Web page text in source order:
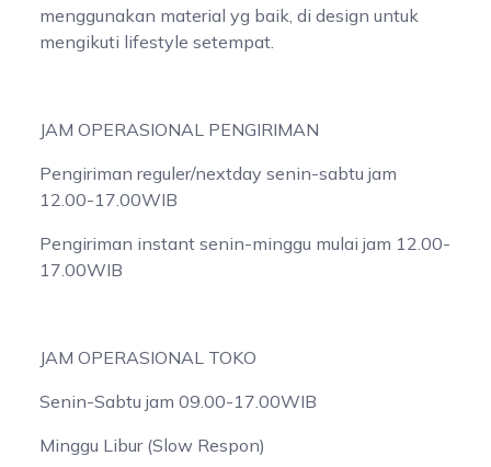
menggunakan material yg baik, di design untuk
mengikuti lifestyle setempat.
JAM OPERASIONAL PENGIRIMAN
Pengiriman reguler/nextday senin-sabtu jam
12.00-17.00WIB
Pengiriman instant senin-minggu mulai jam 12.00-
17.00WIB
JAM OPERASIONAL TOKO
Senin-Sabtu jam 09.00-17.00WIB
Minggu Libur (Slow Respon)